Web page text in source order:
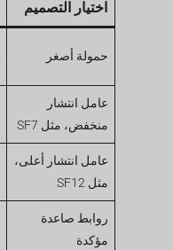
اختيار التصميم
حمولة أصغر
عامل انتشار
منخفض، مثل SF7
عامل انتشار أعلى،
مثل SF12
روابط صاعدة
مؤكدة